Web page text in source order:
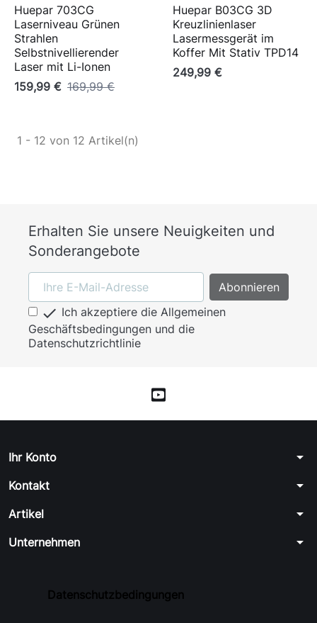
Huepar 703CG
Laserniveau Grünen
Strahlen
Selbstnivellierender
Laser mit Li-Ionen
159,99 € 169,99 €
Huepar B03CG 3D
Kreuzlinienlaser
Lasermessgerät im
Koffer Mit Stativ TPD14
249,99 €
1 - 12 von 12 Artikel(n)
Erhalten Sie unsere Neuigkeiten und
Sonderangebote
 Ich akzeptiere die Allgemeinen
Geschäftsbedingungen und die
Datenschutzrichtlinie
Ihr Konto arrow_drop_down
Kontakt arrow_drop_down
Artikel arrow_drop_down
Unternehmen arrow_drop_down
Datenschutzbedingungen